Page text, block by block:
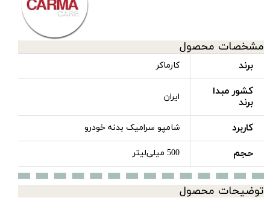
مشخصات محصول
برند کارماکر
کشور مبدا
برند
ایران
کاربرد شامپو سرامیک بدنه خودرو
حجم 500 میلی‌لیتر
توضیحات محصول